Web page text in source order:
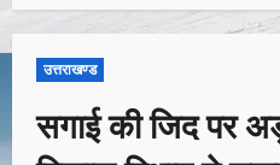
उत्तराखण्ड
सगाई की जिद पर